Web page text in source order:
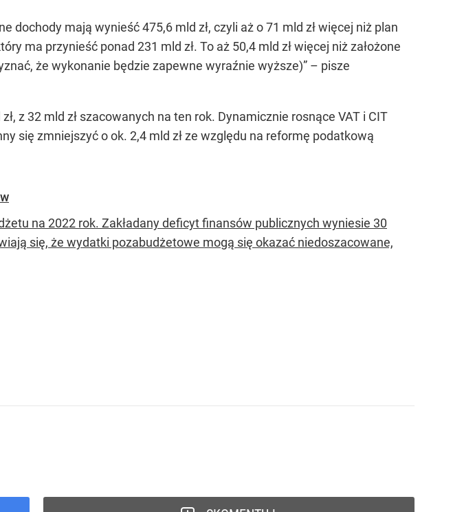
dochody mają wynieść 475,6 mld zł, czyli aż o 71 mld zł więcej niż plan
ma przynieść ponad 231 mld zł. To aż 50,4 mld zł więcej niż założone
że wykonanie będzie zapewne wyraźnie wyższe)” – pisze
z 32 mld zł szacowanych na ten rok. Dynamicznie rosnące VAT i CIT
się zmniejszyć o ok. 2,4 mld zł ze względu na reformę podatkową
na 2022 rok. Zakładany deficyt finansów publicznych wyniesie 30
się, że wydatki pozabudżetowe mogą się okazać niedoszacowane,